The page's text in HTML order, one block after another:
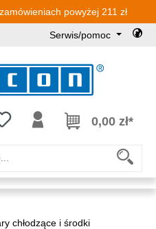
powyżej 211 zł
Serwis/pomoc
Masz 0 przedmioty na liście
0,00 zł*